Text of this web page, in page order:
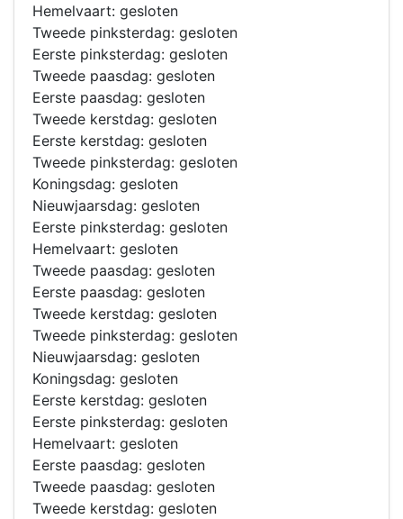
Hemelvaart: gesloten
Tweede pinksterdag: gesloten
Eerste pinksterdag: gesloten
Tweede paasdag: gesloten
Eerste paasdag: gesloten
Tweede kerstdag: gesloten
Eerste kerstdag: gesloten
Tweede pinksterdag: gesloten
Koningsdag: gesloten
Nieuwjaarsdag: gesloten
Eerste pinksterdag: gesloten
Hemelvaart: gesloten
Tweede paasdag: gesloten
Eerste paasdag: gesloten
Tweede kerstdag: gesloten
Tweede pinksterdag: gesloten
Nieuwjaarsdag: gesloten
Koningsdag: gesloten
Eerste kerstdag: gesloten
Eerste pinksterdag: gesloten
Hemelvaart: gesloten
Eerste paasdag: gesloten
Tweede paasdag: gesloten
Tweede kerstdag: gesloten